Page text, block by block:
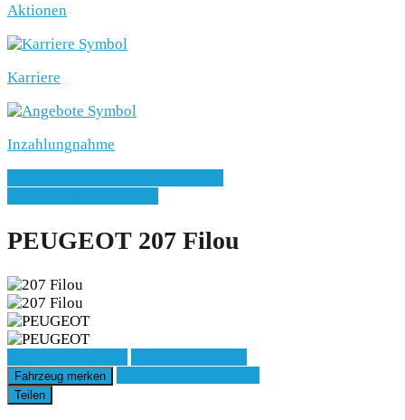
Aktionen
Karriere
Inzahlungnahme
PEUGEOT 207 Filou
Fahrzeug merken
Teilen